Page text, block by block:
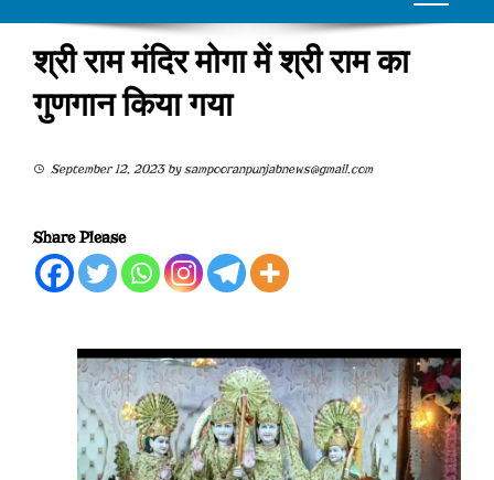
श्री राम मंदिर मोगा में श्री राम का
गुणगान किया गया
September 12, 2023bysampooranpunjabnews@gmail.com
Share Please